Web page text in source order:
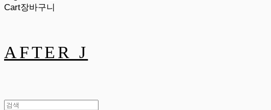
Cart장바구니
AFTER J